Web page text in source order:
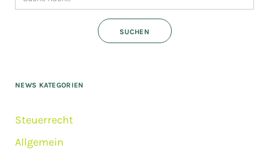
NEWS KATEGORIEN
Steuerrecht
Allgemein